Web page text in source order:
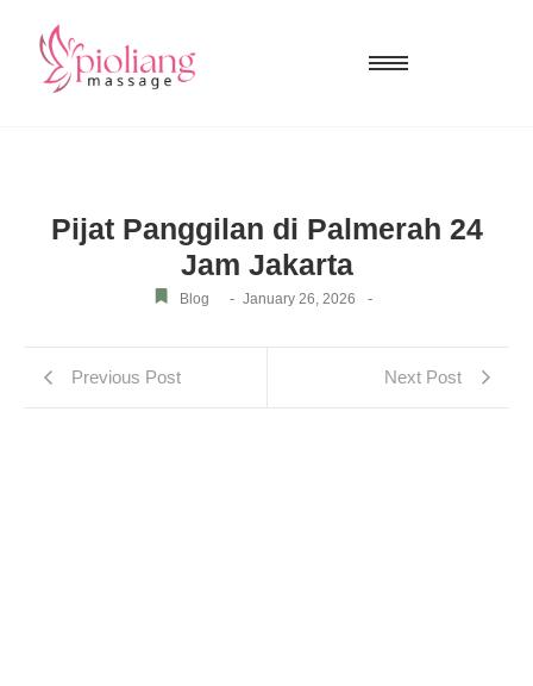
Pijat Panggilan di Palmerah 24
Jam Jakarta
Blog - January 26, 2026 -
Previous Post Next Post